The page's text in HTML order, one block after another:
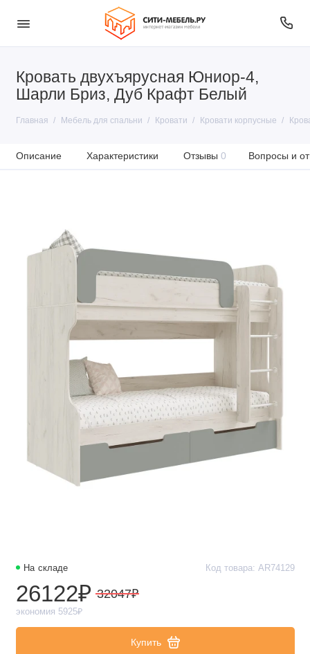
Кровать двухъярусная Юниор-4,
Шарли Бриз, Дуб Крафт Белый
Главная Мебель для спальни Кровати Кровати корпусные
Описание Характеристики Отзывы 0 Вопросы и
На складе Код товара: AR74129
26122₽ 32047₽
экономия 5925₽
Купить